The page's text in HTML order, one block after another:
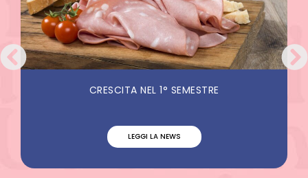
CRESCITA NEL 1° SEMESTRE
LEGGI LA NEWS